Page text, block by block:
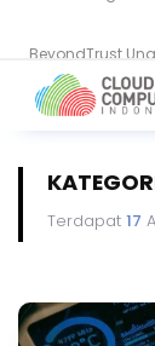
Terdapat 17